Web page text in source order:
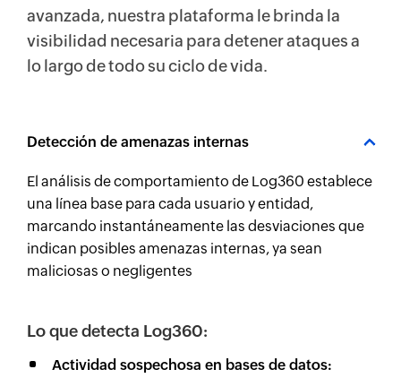
avanzada, nuestra plataforma le brinda la
visibilidad necesaria para detener ataques a
lo largo de todo su ciclo de vida.
Detección de amenazas internas
El análisis de comportamiento de Log360 establece
una línea base para cada usuario y entidad,
marcando instantáneamente las desviaciones que
indican posibles amenazas internas, ya sean
maliciosas o negligentes
Lo que detecta Log360:
Actividad sospechosa en bases de datos: